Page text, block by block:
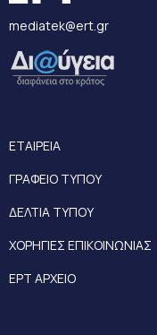
mediatek@ert.gr
ΕΤΑΙΡΕΙΑ
ΓΡΑΦΕΙΟ ΤΥΠΟΥ
ΔΕΛΤΙΑ ΤΥΠΟΥ
ΧΟΡΗΓΙΕΣ ΕΠΙΚΟΙΝΩΝΙΑΣ
ΕΡΤ ΑΡΧΕΙΟ